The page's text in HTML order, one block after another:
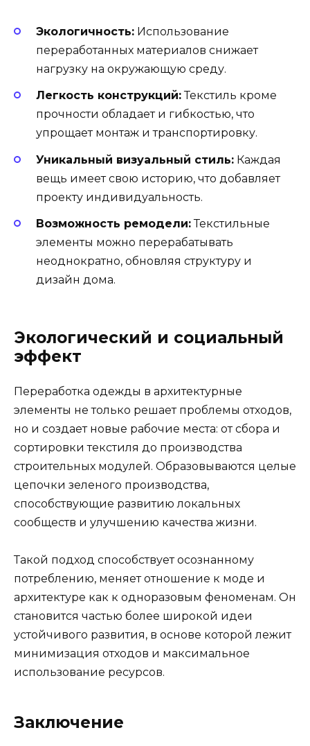
Экологичность: Использование
переработанных материалов снижает
нагрузку на окружающую среду.
Легкость конструкций:Текстиль кроме
прочности обладает и гибкостью, что
упрощает монтаж и транспортировку.
Уникальный визуальный стиль: Каждая
вещь имеет свою историю, что добавляет
проекту индивидуальность.
Возможность ремодели:Текстильные
элементы можно перерабатывать
неоднократно, обновляя структуру и
дизайн дома.
Экологический и социальный
эффект
Переработка одежды в архитектурные
элементы не только решает проблемы отходов,
но и создает новые рабочие места: от сбора и
сортировки текстиля до производства
строительных модулей. Образовываются целые
цепочки зеленого производства,
способствующие развитию локальных
сообществ и улучшению качества жизни.
Такой подход способствует осознанному
потреблению, меняет отношение к моде и
архитектуре как к одноразовым феноменам. Он
становится частью более широкой идеи
устойчивого развития, в основе которой лежит
минимизация отходов и максимальное
использование ресурсов.
Заключение